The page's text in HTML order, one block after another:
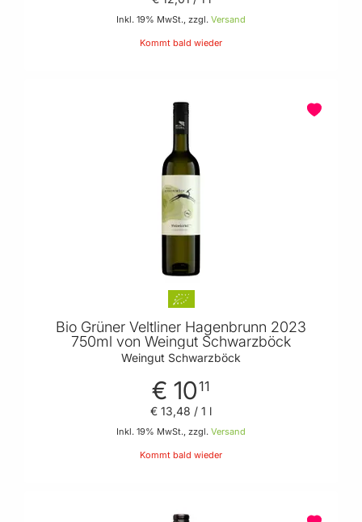
Inkl. 19% MwSt., zzgl. Versand
Kommt bald wieder
Bio Grüner Veltliner Hagenbrunn 2023
750ml von Weingut Schwarzböck
Weingut Schwarzböck
€ 1011
Inkl. 19% MwSt., zzgl. Versand
€ 13,48 / 1 l
Kommt bald wieder